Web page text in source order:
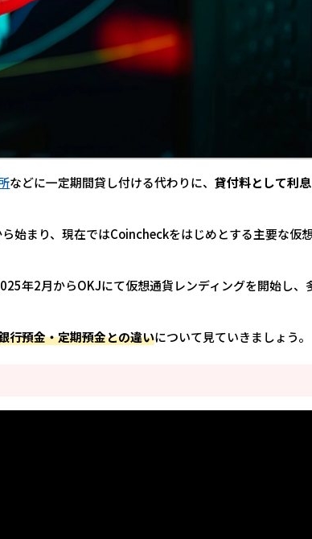
などに一定期間貸し付ける代わりに、貸付料として利
始まり、現在ではCoincheckをはじめとする主要な仮
年2月からOKJにて仮想通貨レンディングを開始し、
行預金・定期預金との違いについて見ていきましょう。